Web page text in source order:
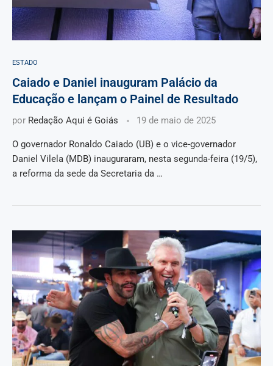
ESTADO
Caiado e Daniel inauguram Palácio da
Educação e lançam o Painel de Resultado
por Redação Aqui é Goiás 19 de maio de 2025
O governador Ronaldo Caiado (UB) e o vice-governador
Daniel Vilela (MDB) inauguraram, nesta segunda-feira (19/5),
a reforma da sede da Secretaria da …